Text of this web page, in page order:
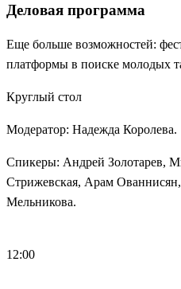
Деловая программа
Еще больше возможностей:
платформы в поиске молодых
Круглый стол
Модератор: Надежда Королева.
Спикеры: Андрей Золотарев,
Стрижевская, Арам
Мельникова.
12:00